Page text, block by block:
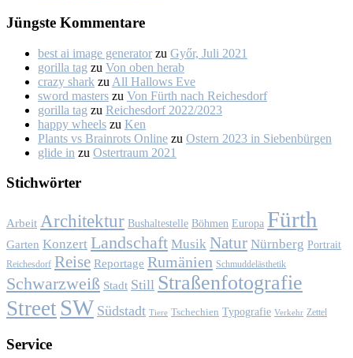
Jüngs­te Kom­men­ta­re
best ai image generator zu Győr, Ju­li 2021
gorilla tag zu Von oben her­ab
crazy shark zu All Hal­lows Eve
sword masters zu Von Fürth nach Rei­ches­dorf
gorilla tag zu Rei­ches­dorf 2022/2023
happy wheels zu Ken
Plants vs Brainrots Online zu Os­tern 2023 in Sie­ben­bür­gen
glide in zu Os­ter­traum 2021
Stich­wör­ter
Arbeit Architektur Bushaltestelle Böhmen Europa Fürth
Garten Konzert Landschaft Musik Natur Nürnberg Portrait
Reichesdorf Reise Reportage Rumänien Schmuddelästhetik
Schwarzweiß Stadt Still Straßenfotografie
Street SW Südstadt Tiere Tschechien Typografie Verkehr Zettel
Ser­vice